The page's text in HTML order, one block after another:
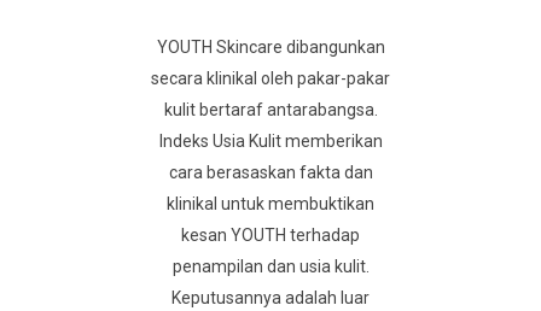
YOUTH Skincare dibangunkan
secara klinikal oleh pakar-pakar
kulit bertaraf antarabangsa.
Indeks Usia Kulit memberikan
cara berasaskan fakta dan
klinikal untuk membuktikan
kesan YOUTH terhadap
penampilan dan usia kulit.
Keputusannya adalah luar